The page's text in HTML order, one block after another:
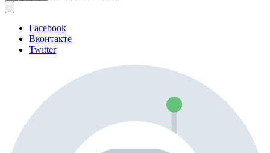
Facebook
Вконтакте
Twitter